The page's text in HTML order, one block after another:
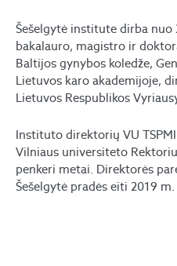
Šešelgytė institute dirba nuo
bakalauro, magistro ir
Baltijos gynybos koledže,
Lietuvos karo akademijoje,
Lietuvos Respublikos
Instituto direktorių VU
Vilniaus universiteto
penkeri metai. Direktorės
Šešelgytė pradės eiti 2019